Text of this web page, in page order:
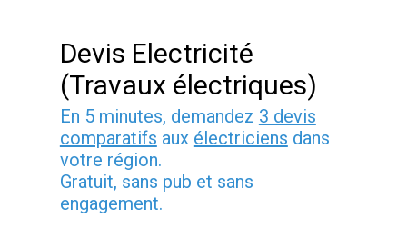
Devis Electricité
(Travaux électriques)
En 5 minutes, demandez 3 devis
comparatifs aux électriciens dans
votre région.
Gratuit, sans pub et sans
engagement.